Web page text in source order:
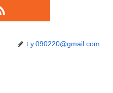
t.y.090220@gmail.com